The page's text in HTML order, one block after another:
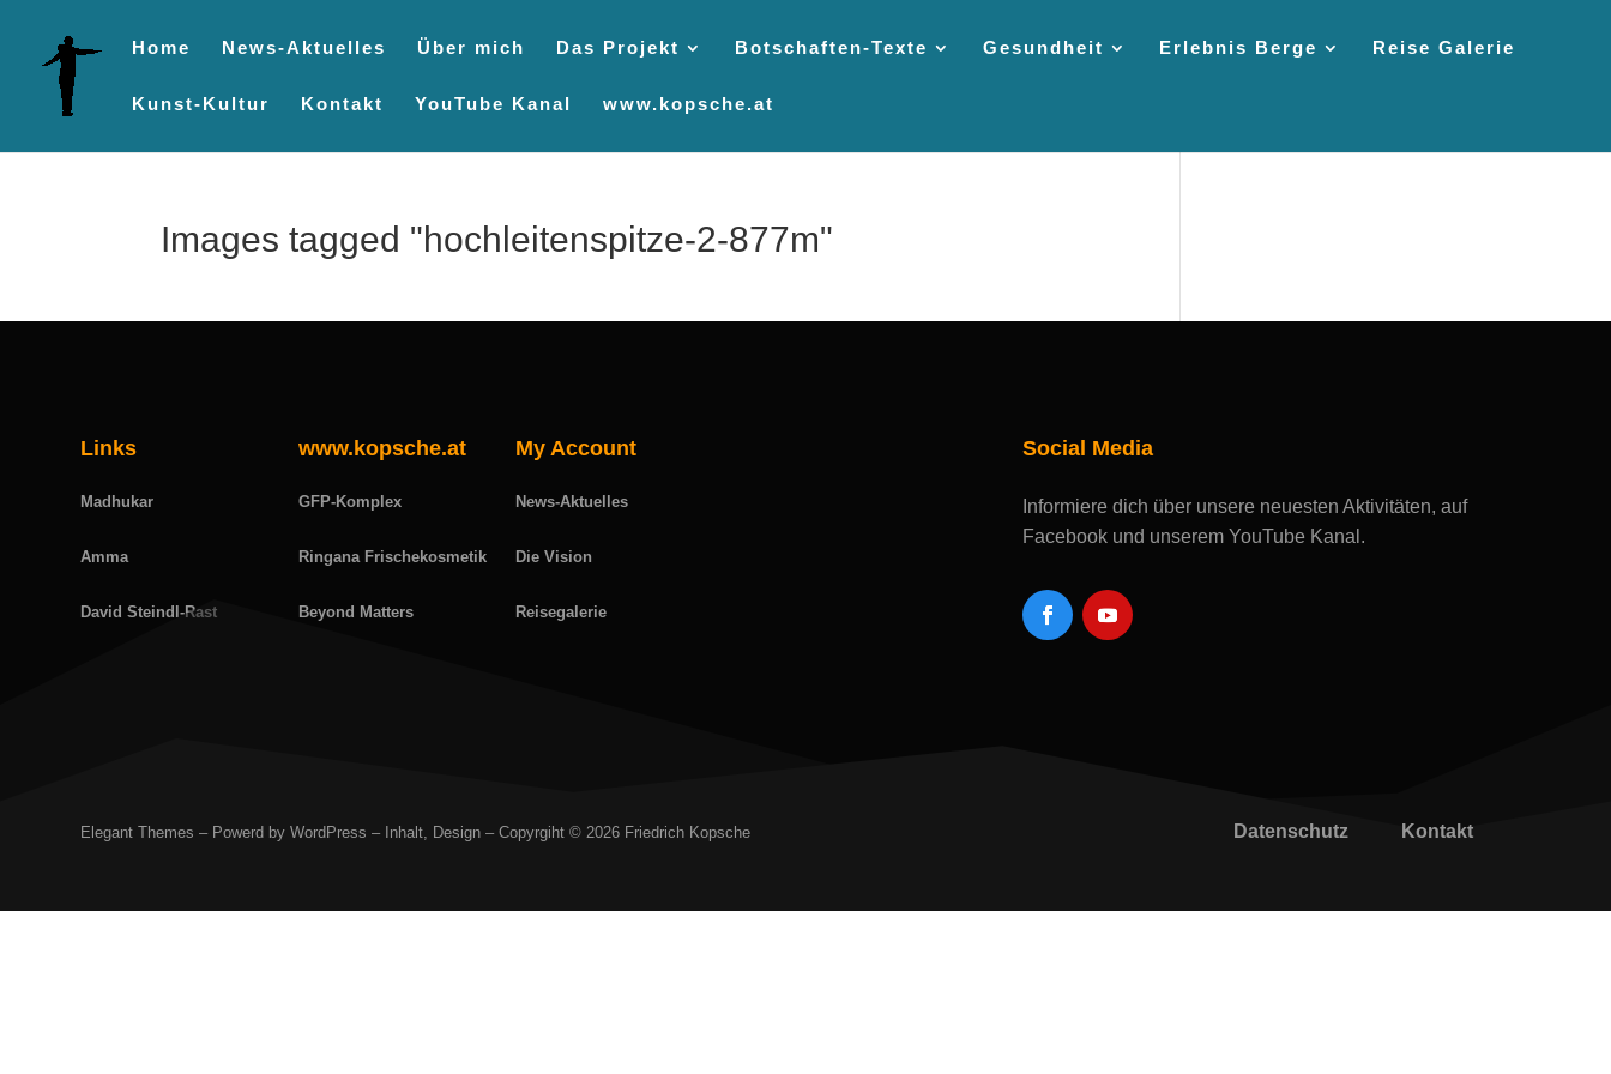
Home News-Aktuelles Über mich Das Projekt Botschaften-Texte Gesundheit Erlebnis Berge Reise Galerie
Kunst-Kultur Kontakt YouTube Kanal www.kopsche.at
Images tagged "hochleitenspitze-2-877m"
Links
Madhukar
Amma
David Steindl-Rast
www.kopsche.at
GFP-Komplex
Ringana Frischekosmetik
Beyond Matters
My Account
News-Aktuelles
Die Vision
Reisegalerie
Social Media
Informiere dich über unsere neuesten Aktivitäten, auf
Facebook und unserem YouTube Kanal.
Datenschutz Kontakt
Elegant Themes – Powerd by WordPress – Inhalt, Design – Copyrgiht © 2026 Friedrich Kopsche